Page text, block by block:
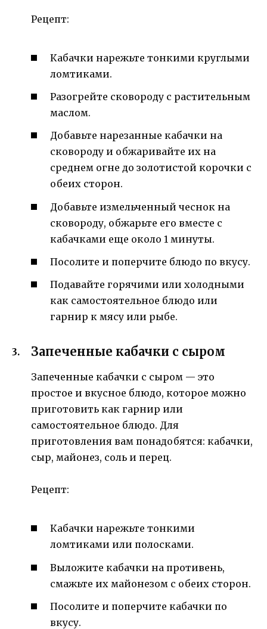
Рецепт:
Кабачки нарежьте тонкими круглыми
ломтиками.
Разогрейте сковороду с растительным
маслом.
Добавьте нарезанные кабачки на
сковороду и обжаривайте их на
среднем огне до золотистой корочки с
обеих сторон.
Добавьте измельченный чеснок на
сковороду, обжарьте его вместе с
кабачками еще около 1 минуты.
Посолите и поперчите блюдо по вкусу.
Подавайте горячими или холодными
как самостоятельное блюдо или
гарнир к мясу или рыбе.
Запеченные кабачки с сыром
Запеченные кабачки с сыром — это
простое и вкусное блюдо, которое можно
приготовить как гарнир или
самостоятельное блюдо. Для
приготовления вам понадобятся: кабачки,
сыр, майонез, соль и перец.
Рецепт:
Кабачки нарежьте тонкими
ломтиками или полосками.
Выложите кабачки на противень,
смажьте их майонезом с обеих сторон.
Посолите и поперчите кабачки по
вкусу.